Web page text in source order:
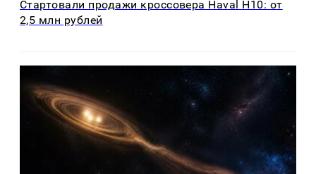
Стартовали продажи кроссовера Haval H10: от
2,5 млн рублей